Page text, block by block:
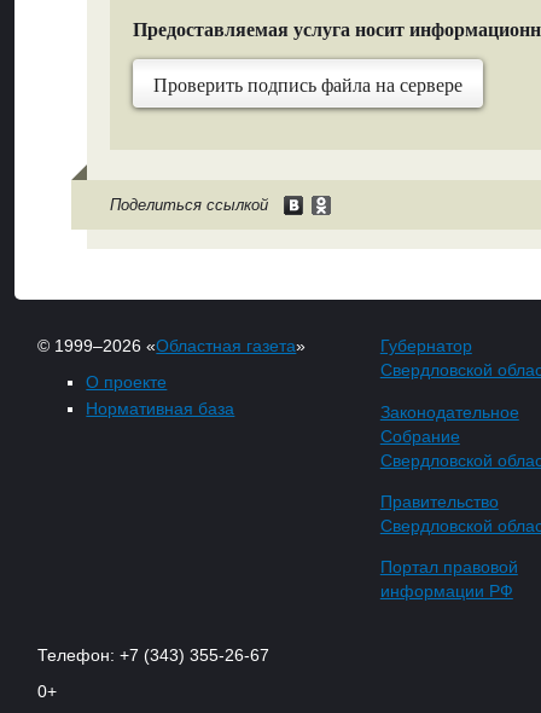
Предоставляемая услуга носит
Проверить подпись файла на сервере
Поделиться ссылкой
© 1999–2026 «Областная газета»
О проекте
Нормативная база
Губернатор
Свердловской
Законодательное
Собрание
Свердловской
Правительство
Свердловской
Портал правовой
информации РФ
Телефон: +7 (343) 355-26-67
0+